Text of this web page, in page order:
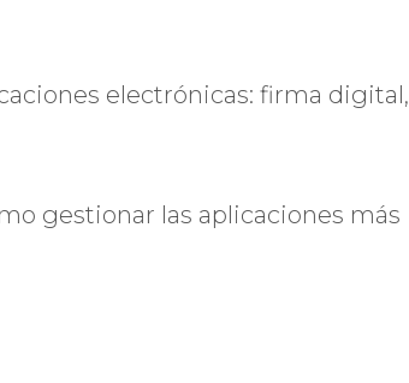
electrónicas: firma digital,
gestionar las aplicaciones más